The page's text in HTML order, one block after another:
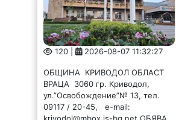
120 | 2026-08-07 11:32:27
ОБЩИНА КРИВОДОЛ ОБЛАСТ
ВРАЦА 3060 гр. Криводол,
09117 / 20-45, e-mail:
krivodol@mbox.is-bg.net ОБЯВА
На основание чл. 8, ал. 4,
чл. 14, ал. 7 от ЗОС; чл. 92, ал. 1...